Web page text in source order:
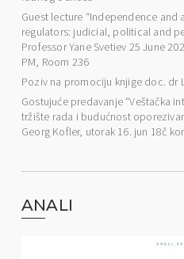
Guest lecture “Independence
regulators: judicial, political and
Professor Yane Svetiev 25 June
PM, Room 236
Poziv na promociju knjige doc. dr
Gostujuće predavanje “Veštačka
tržište rada i budućnost
Georg Kofler, utorak 16. jun 18č
ANALI